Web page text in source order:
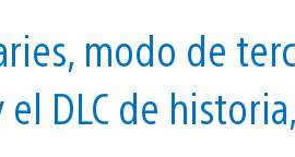
modo de
DLC de historia,